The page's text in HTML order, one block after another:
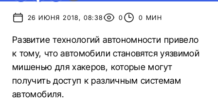
26 ИЮНЯ 2018, 08:38 0 0 МИН
Развитие технологий автономности привело
к тому, что автомобили становятся уязвимой
мишенью для хакеров, которые могут
получить доступ к различным системам
автомобиля.